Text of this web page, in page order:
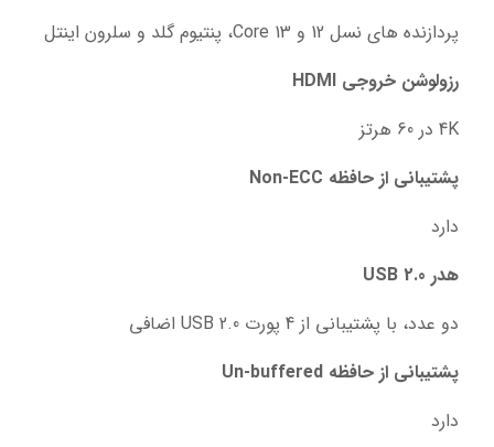
پردازنده های نسل 12 و 13 Core، پنتیوم گلد و سلرون اینتل
رزولوشن خروجی HDMI
4K در 60 هرتز
پشتیبانی از حافظه Non-ECC
دارد
هدر USB 2.0
دو عدد، با پشتیبانی از 4 پورت USB 2.0 اضافی
پشتیبانی از حافظه Un-buffered
دارد